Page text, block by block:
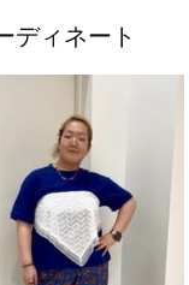
ディネート